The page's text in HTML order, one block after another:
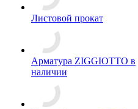
Листовой прокат
Арматура ZIGGIOTTO в
наличии